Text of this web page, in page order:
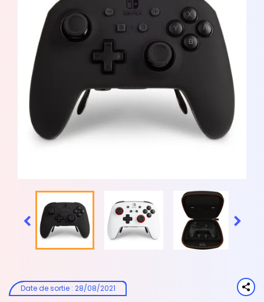
 
Date de sortie: 28/08/2021